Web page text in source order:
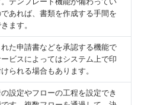
あれば、書類を作成する手間を
ます。
た申請書などを承認する機能で
ビスによってはシステム上で印
られる場合もあります。
設定やフローの工程を設定でき